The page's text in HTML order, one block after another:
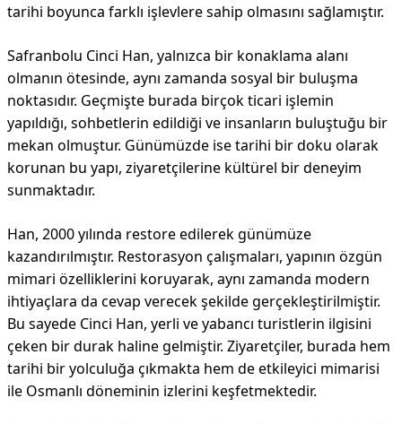
tarihi boyunca farklı işlevlere sahip olmasını sağlamıştır.
Safranbolu Cinci Han, yalnızca bir konaklama alanı
olmanın ötesinde, aynı zamanda sosyal bir buluşma
noktasıdır. Geçmişte burada birçok ticari işlemin
yapıldığı, sohbetlerin edildiği ve insanların buluştuğu bir
mekan olmuştur. Günümüzde ise tarihi bir doku olarak
korunan bu yapı, ziyaretçilerine kültürel bir deneyim
sunmaktadır.
Han, 2000 yılında restore edilerek günümüze
kazandırılmıştır. Restorasyon çalışmaları, yapının özgün
mimari özelliklerini koruyarak, aynı zamanda modern
ihtiyaçlara da cevap verecek şekilde gerçekleştirilmiştir.
Bu sayede Cinci Han, yerli ve yabancı turistlerin ilgisini
çeken bir durak haline gelmiştir. Ziyaretçiler, burada hem
tarihi bir yolculuğa çıkmakta hem de etkileyici mimarisi
ile Osmanlı döneminin izlerini keşfetmektedir.